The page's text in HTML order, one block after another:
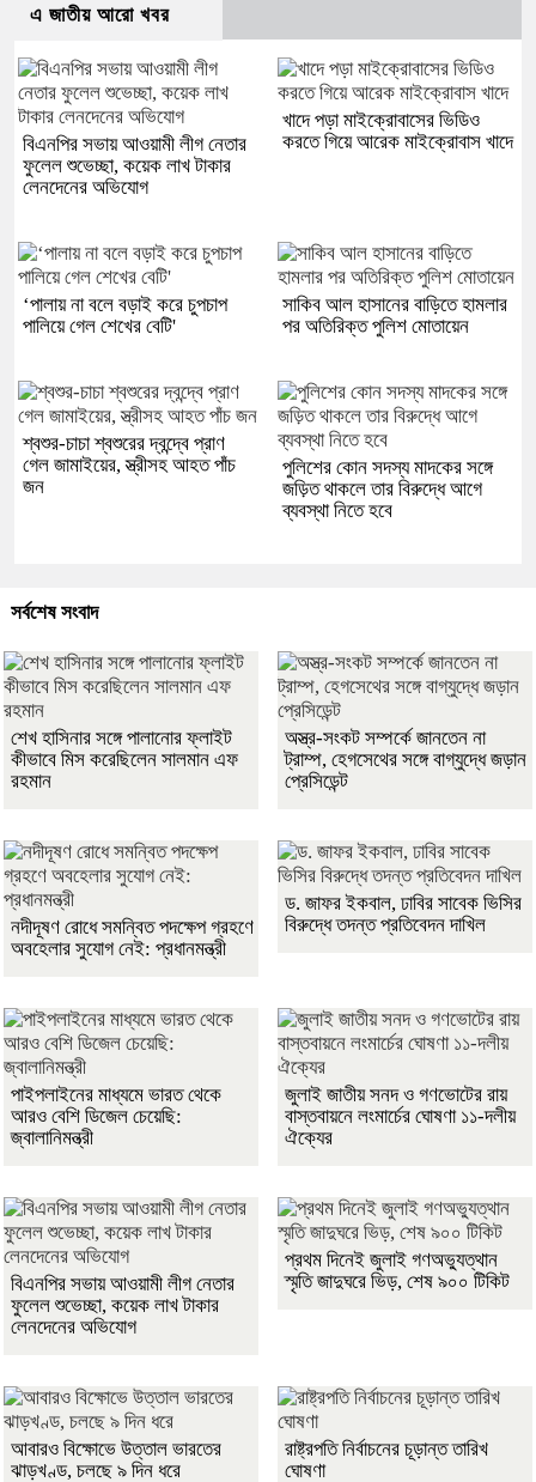
এ জাতীয় আরো খবর
বিএনপির সভায় আওয়ামী লীগ নেতার
ফুলেল শুভেচ্ছা, কয়েক লাখ টাকার
লেনদেনের অভিযোগ
খাদে পড়া মাইক্রোবাসের ভিডিও
করতে গিয়ে আরেক মাইক্রোবাস খাদে
‘পালায় না বলে বড়াই করে চুপচাপ
পালিয়ে গেল শেখের বেটি'
সাকিব আল হাসানের বাড়িতে হামলার
পর অতিরিক্ত পুলিশ মোতায়েন
শ্বশুর-চাচা শ্বশুরের দ্বন্দ্বে প্রাণ
গেল জামাইয়ের, স্ত্রীসহ আহত পাঁচ
জন
পুলিশের কোন সদস্য মাদকের সঙ্গে
জড়িত থাকলে তার বিরুদ্ধে আগে
ব্যবস্থা নিতে হবে
সর্বশেষ সংবাদ
শেখ হাসিনার সঙ্গে পালানোর ফ্লাইট
কীভাবে মিস করেছিলেন সালমান এফ
রহমান
অস্ত্র-সংকট সম্পর্কে জানতেন না
ট্রাম্প, হেগসেথের সঙ্গে বাগ্‌যুদ্ধে জড়ান
প্রেসিডেন্ট
নদীদূষণ রোধে সমন্বিত পদক্ষেপ গ্রহণে
অবহেলার সুযোগ নেই: প্রধানমন্ত্রী
ড. জাফর ইকবাল, ঢাবির সাবেক ভিসির
বিরুদ্ধে তদন্ত প্রতিবেদন দাখিল
পাইপলাইনের মাধ্যমে ভারত থেকে
আরও বেশি ডিজেল চেয়েছি:
জ্বালানিমন্ত্রী
জুলাই জাতীয় সনদ ও গণভোটের রায়
বাস্তবায়নে লংমার্চের ঘোষণা ১১-দলীয়
ঐক্যের
বিএনপির সভায় আওয়ামী লীগ নেতার
ফুলেল শুভেচ্ছা, কয়েক লাখ টাকার
লেনদেনের অভিযোগ
প্রথম দিনেই জুলাই গণঅভ্যুত্থান
স্মৃতি জাদুঘরে ভিড়, শেষ ৯০০ টিকিট
আবারও বিক্ষোভে উত্তাল ভারতের
ঝাড়খণ্ড, চলছে ৯ দিন ধরে
রাষ্ট্রপতি নির্বাচনের চূড়ান্ত তারিখ
ঘোষণা